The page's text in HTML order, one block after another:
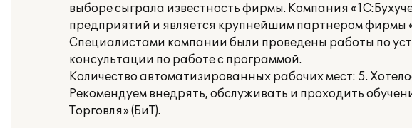
выборе сыграла известность фирмы. Компания
предприятий и является крупнейшим партнером фирмы
Специалистами компании были проведены работы по
консультации по работе с программой.
Количество автоматизированных рабочих мест: 5.
Рекомендуем внедрять, обслуживать и проходить
Торговля» (БиТ).